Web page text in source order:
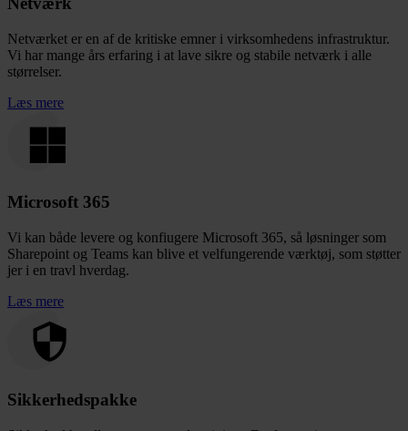
Netværket er en af de kritiske emner i virksomhedens infrastruktur.
Vi har mange års erfaring i at lave sikre og stabile netværk i alle
størrelser.
Læs mere
Microsoft 365
Vi kan både levere og konfiugere Microsoft 365, så løsninger som
Sharepoint og Teams kan blive et velfungerende værktøj, som støtter
jer i en travl hverdag.
Læs mere
Sikkerhedspakke